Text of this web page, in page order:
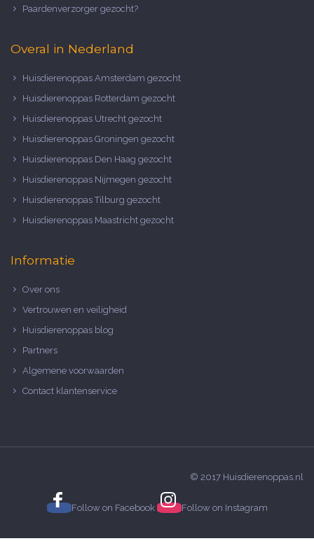
Paardenverzorger gezocht?
Overal in Nederland
Huisdierenoppas Amsterdam gezocht
Huisdierenoppas Rotterdam gezocht
Huisdierenoppas Utrecht gezocht
Huisdierenoppas Groningen gezocht
Huisdierenoppas Den Haag gezocht
Huisdierenoppas Nijmegen gezocht
Huisdierenoppas Tilburg gezocht
Huisdierenoppas Maastricht gezocht
Informatie
Over ons
Vertrouwen en veiligheid
Huisdierenoppas blog
Partners
Algemene voorwaarden
Contact klantenservice
© 2017 Huisdierenoppas.nl
Follow on Facebook Follow on Instagram